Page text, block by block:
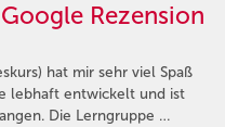
Rezension
hat mir sehr viel Spaß
lebhaft entwickelt und ist
Die Lerngruppe …